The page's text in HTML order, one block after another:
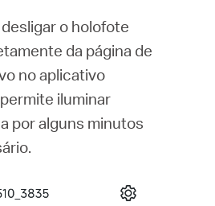
o holofote
da página de
no aplicativo
iluminar
por alguns minutos